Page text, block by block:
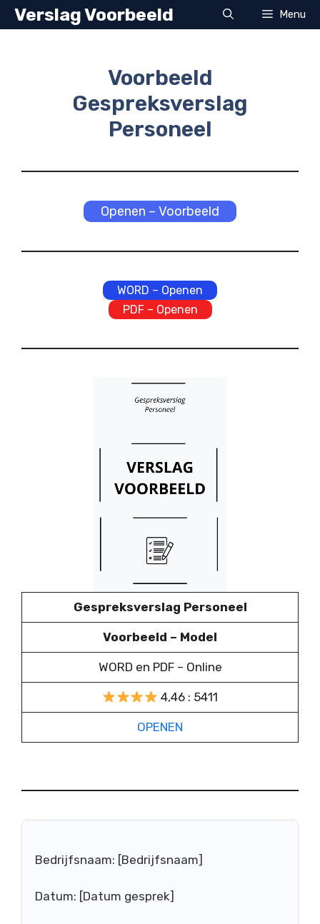
Ga
naar
Verslag Voorbeeld Menu
Voorbeeld
Gespreksverslag
Personeel
Openen – Voorbeeld
WORD – Openen
PDF – Openen
Gespreksverslag Personeel
Voorbeeld – Model
WORD en PDF – Online
4,46 : 5411
OPENEN
Bedrijfsnaam: [Bedrijfsnaam]
Datum: [Datum gesprek]